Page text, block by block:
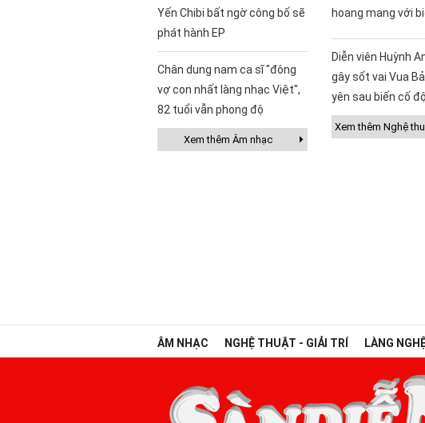
Yến Chibi bất ngờ công bố sẽ
phát hành EP
Chân dung nam ca sĩ "đông
vợ con nhất làng nhạc Việt",
82 tuổi vẫn phong độ
Xem thêm Âm nhạc
hoang mang với
Diễn viên Huỳnh
gây sốt vai Vua
yên sau biến cố
Xem thêm Nghệ
ÂM NHẠC NGHỆ THUẬT - GIẢI TRÍ LÀNG